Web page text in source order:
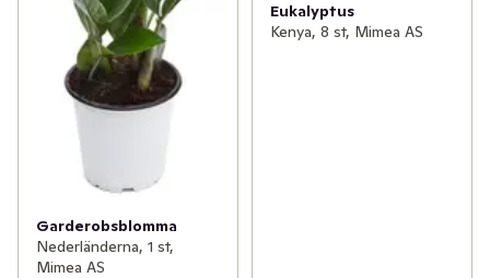
Garderobsblomma
Nederländerna, 1 st,
Mimea AS
Eukalyptus
Kenya, 8 st, Mimea AS